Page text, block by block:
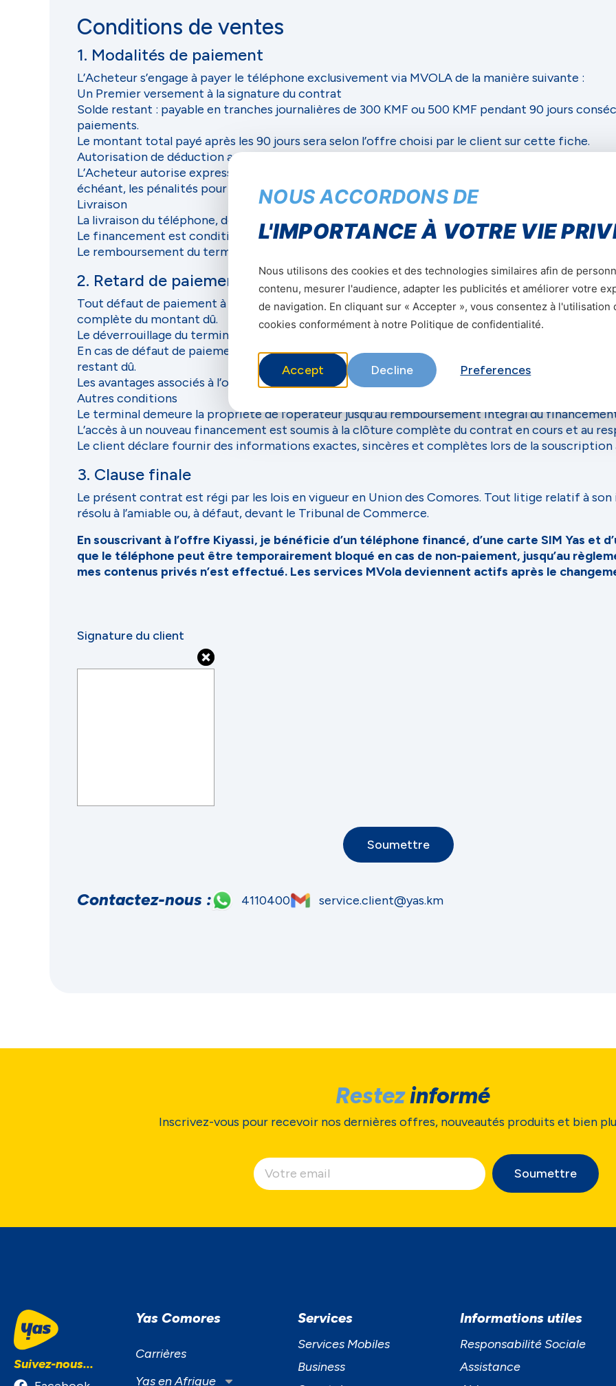
Conditions de ventes
1. Modalités de paiement
L’Acheteur s’engage à payer le téléphone exclusivement via MVOLA de la manière suivante :
Un Premier versement à la signature du contrat
Solde restant : payable en tranches journalières de 300 KMF ou 500 KMF pendant 90 jours
paiements.
Le montant total payé après les 90 jours sera selon l’offre choisi par le client sur cette fiche.
Autorisation de déduction automatique
L’Acheteur autorise expressément le Vendeur à déduire automatiquement du compte MVOLA
échéant, les pénalités pour retard, sans recours, dans le cadre du présent contrat.
Livraison
La livraison du téléphone, de la carte SIM et l’activation des Gigas offerts interviendra après le
Le financement est conditionné au paiement préalable d’un acompte dont le montant est
Le remboursement du terminal s’effectue conformément au calendrier de paiement de 90
2. Retard de paiement
Tout défaut de paiement à l’échéance entraîne le verrouillage automatique du terminal, rendant
complète du montant dû.
Le déverrouillage du terminal intervient uniquement après paiement effectif des sommes
En cas de défaut de paiement répété ou prolongé, l’opérateur se réserve le droit d’exiger le
restant dû.
Les avantages associés à l’offre sont conditionnés au respect des obligations de paiement.
Autres conditions
Le terminal demeure la propriété de l’opérateur jusqu’au remboursement intégral du
L’accès à un nouveau financement est soumis à la clôture complète du contrat en cours et au
Le client déclare fournir des informations exactes, sincères et complètes lors de la
3. Clause finale
Le présent contrat est régi par les lois en vigueur en Union des Comores. Tout litige relatif à
résolu à l’amiable ou, à défaut, devant le Tribunal de Commerce.
En souscrivant à l’offre Kiyassi, je bénéficie d’un téléphone financé, d’une carte SIM Yas et
que le téléphone peut être temporairement bloqué en cas de non-paiement, jusqu’au
mes contenus privés n’est effectué. Les services MVola deviennent actifs après le
Signature du client
Soumettre
Contactez-nous : 4110400 service.client@yas.km
Restezinformé
Inscrivez-vous pour recevoir nos dernières offres, nouveautés produits et bien
Soumettre
Suivez-nous...
Yas Comores
Carrières
Yas en Afrique
Services
Services Mobiles
Business
Informations utiles
Responsabilité Sociale
Assistance
NOUS ACCORDONS DE
L'IMPORTANCE À VOTRE VIE
Nous utilisons des cookies et des technologies similaires afin de
contenu, mesurer l'audience, adapter les publicités et améliorer votre
de navigation. En cliquant sur « Accepter », vous consentez à l'utilisation
cookies conformément à notre Politique de confidentialité.
Accept Decline Preferences